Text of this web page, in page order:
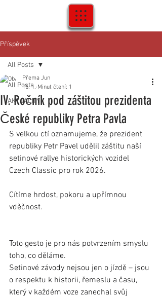
Příspěvek
All Posts
AKTUALITY
All Posts
IV. Ročník pod záštitou prezidenta
České republiky Petra Pavla
Přema Jun
15. 1. Minut čtení: 1
S velkou ctí oznamujeme, že prezident
republiky Petr Pavel udělil záštitu naší
setinové rallye historických vozidel
Czech Classic pro rok 2026.
Cítíme hrdost, pokoru a upřímnou
vděčnost.
Toto gesto je pro nás potvrzením smyslu
toho, co děláme.
Setinové závody nejsou jen o jízdě – jsou
o respektu k historii, řemeslu a času,
který v každém voze zanechal svůj